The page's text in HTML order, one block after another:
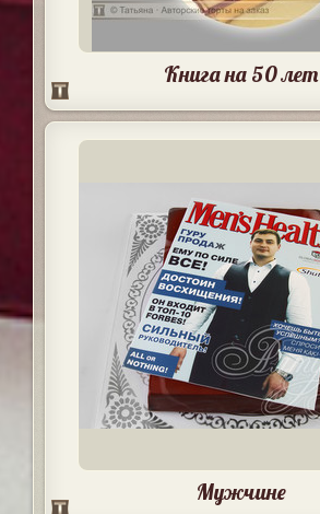
Книга на 50 лет
Мужчине